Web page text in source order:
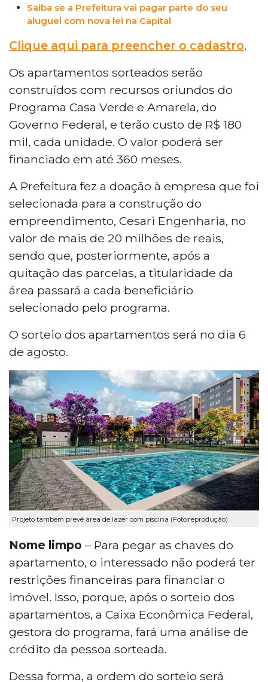
Saiba se a Prefeitura vai pagar parte do seu
aluguel com nova lei na Capital
Clique aqui para preencher o cadastro.
Os apartamentos sorteados serão
construídos com recursos oriundos do
Programa Casa Verde e Amarela, do
Governo Federal, e terão custo de R$ 180
mil, cada unidade. O valor poderá ser
financiado em até 360 meses.
A Prefeitura fez a doação à empresa que foi
selecionada para a construção do
empreendimento, Cesari Engenharia, no
valor de mais de 20 milhões de reais,
sendo que, posteriormente, após a
quitação das parcelas, a titularidade da
área passará a cada beneficiário
selecionado pelo programa.
O sorteio dos apartamentos será no dia 6
de agosto.
Projeto também prevê área de lazer com piscina (Foto:reprodução)
Nome limpo – Para pegar as chaves do
apartamento, o interessado não poderá ter
restrições financeiras para financiar o
imóvel. Isso, porque, após o sorteio dos
apartamentos, a Caixa Econômica Federal,
gestora do programa, fará uma análise de
crédito da pessoa sorteada.
Dessa forma, a ordem do sorteio será